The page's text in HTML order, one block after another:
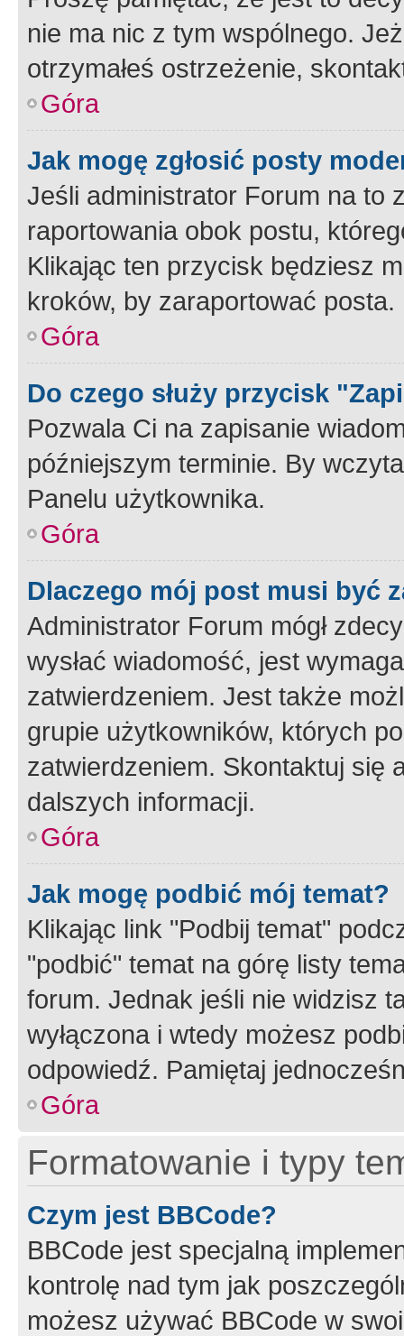
nie ma nic z tym wspólnego.
otrzymałeś ostrzeżenie,
Góra
Jak mogę zgłosić posty
Jeśli administrator Forum na to
raportowania obok postu,
Klikając ten przycisk będziesz
kroków, by zaraportować posta.
Góra
Do czego służy przycisk
Pozwala Ci na zapisanie
późniejszym terminie. By
Panelu użytkownika.
Góra
Dlaczego mój post musi być
Administrator Forum mógł
wysłać wiadomość, jest
zatwierdzeniem. Jest także
grupie użytkowników, których
zatwierdzeniem. Skontaktuj się
dalszych informacji.
Góra
Jak mogę podbić mój temat?
Klikając link "Podbij temat"
"podbić" temat na górę listy
forum. Jednak jeśli nie widzisz
wyłączona i wtedy możesz
odpowiedź. Pamiętaj
Góra
Formatowanie i typy
Czym jest BBCode?
BBCode jest specjalną
kontrolę nad tym jak
możesz używać BBCode w